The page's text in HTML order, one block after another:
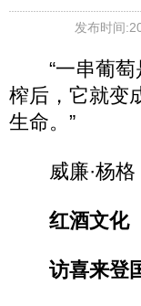
发布时间
“一串葡萄
榨后，它就变
生命。”
威廉·杨格
红酒文化
访喜来登